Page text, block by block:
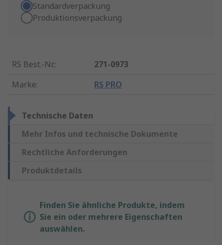
Standardverpackung
Produktionsverpackung
RS Best.-Nr.:
271-0973
Marke: RS PRO
Technische Daten
Mehr Infos und technische Dokumente
Rechtliche Anforderungen
Produktdetails
Finden Sie ähnliche Produkte, indem
Sie ein oder mehrere Eigenschaften
auswählen.